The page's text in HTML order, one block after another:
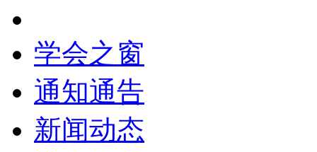
学会之窗
通知通告
新闻动态